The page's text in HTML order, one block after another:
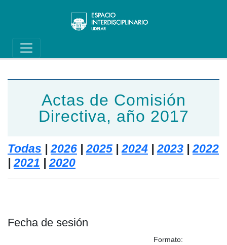
Main navigation
Actas de Comisión
Directiva, año 2017
Todas | 2026 | 2025 | 2024 | 2023 | 2022
| 2021 | 2020
Fecha de sesión
Formato: